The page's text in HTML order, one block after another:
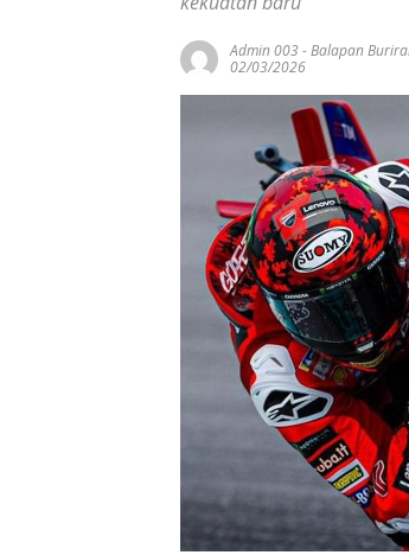
Admin 003-Balapan
02/03/2026